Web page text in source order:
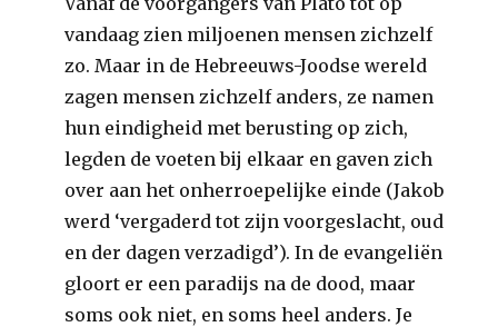
vandaag zien miljoenen mensen zichzelf
zo. Maar in de Hebreeuws-Joodse wereld
zagen mensen zichzelf anders, ze namen
hun eindigheid met berusting op zich,
legden de voeten bij elkaar en gaven zich
over aan het onherroepelijke einde (Jakob
werd ‘vergaderd tot zijn voorgeslacht, oud
en der dagen verzadigd’). In de evangeliën
gloort er een paradijs na de dood, maar
soms ook niet, en soms heel anders. Je